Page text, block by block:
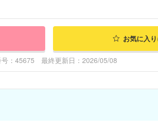
お気に入
号：45675 最終更新日：2026/05/08